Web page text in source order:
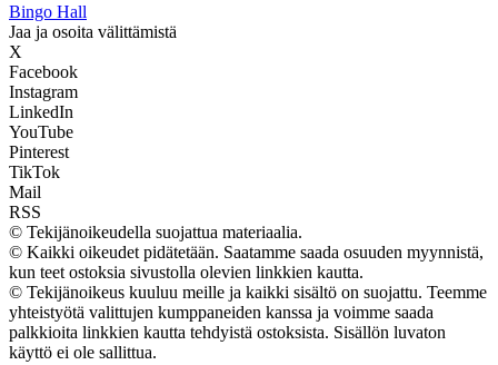
Bingo Hall
Jaa ja osoita välittämistä
X
Facebook
Instagram
LinkedIn
YouTube
Pinterest
TikTok
Mail
RSS
© Tekijänoikeudella suojattua materiaalia.
© Kaikki oikeudet pidätetään. Saatamme saada osuuden myynnistä,
kun teet ostoksia sivustolla olevien linkkien kautta.
© Tekijänoikeus kuuluu meille ja kaikki sisältö on suojattu. Teemme
yhteistyötä valittujen kumppaneiden kanssa ja voimme saada
palkkioita linkkien kautta tehdyistä ostoksista. Sisällön luvaton
käyttö ei ole sallittua.